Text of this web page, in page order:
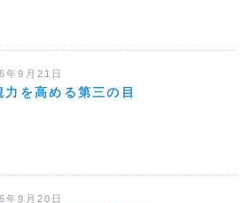
年9月21日
力を高める第三の目
年9月20日